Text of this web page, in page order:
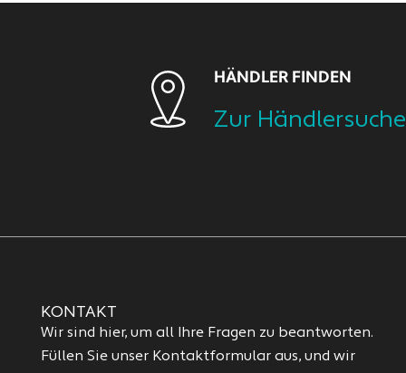
HÄNDLER FINDEN
Zur Händlersuche
KONTAKT
Wir sind hier, um all Ihre Fragen zu beantworten.
Füllen Sie unser Kontaktformular aus, und wir